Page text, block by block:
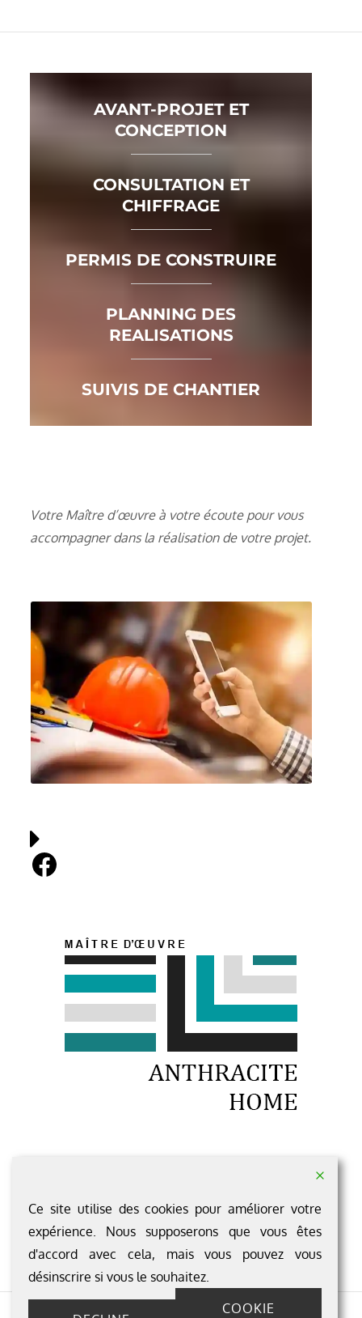
AVANT-PROJET ET
CONCEPTION
CONSULTATION ET
CHIFFRAGE
PERMIS DE CONSTRUIRE
PLANNING DES
REALISATIONS
SUIVIS DE CHANTIER
Votre Maître d’œuvre à votre écoute pour vous
accompagner dans la réalisation de votre projet.
Facebook
49 500 SEGRE-EN-ANJOU BLEU
Pour nous contacter c'est ici ...
Ce site utilise des cookies pour améliorer votre
expérience. Nous supposerons que vous êtes
d'accord avec cela, mais vous pouvez vous
désinscrire si vous le souhaitez.
COOKIE